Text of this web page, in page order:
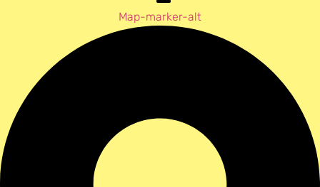
Map-marker-alt